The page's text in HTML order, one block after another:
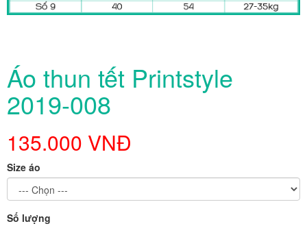
Áo thun tết Printstyle
2019-008
135.000 VNĐ
Size áo
Số lượng